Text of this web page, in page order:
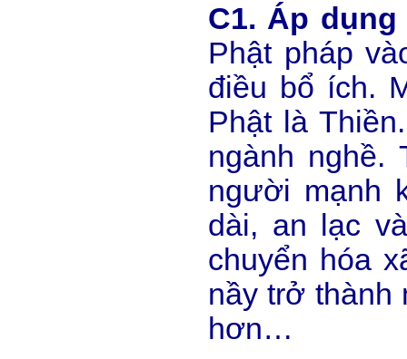
C1. Áp
Phật pháp
điều bổ ích.
Phật là
ngành nghề.
người mạnh
dài, an lạc
chuyển hóa
nầy trở thành
hơn…